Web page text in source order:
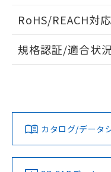
ドすることができ
ロ
ダウンロードデータを
みください。
ソフトウェアの使用条件
RoHS/REACH対
EU RoHS 注意事項
対応済み
規格認証/適合状
LR型式承認
（イギリス
船舶規格）
DNV
（ノ
カタログ/データ
欄に対応日を
既に当社にて
していること
り、2022年1月
す。